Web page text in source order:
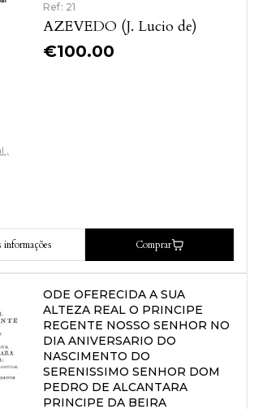
Ref: 21
AZEVEDO (J. Lucio de)
€100.00
informações Comprar
ODE OFERECIDA A SUA
ALTEZA REAL O PRINCIPE
REGENTE NOSSO SENHOR NO
DIA ANIVERSARIO DO
NASCIMENTO DO
SERENISSIMO SENHOR DOM
PEDRO DE ALCANTARA
PRINCIPE DA BEIRA